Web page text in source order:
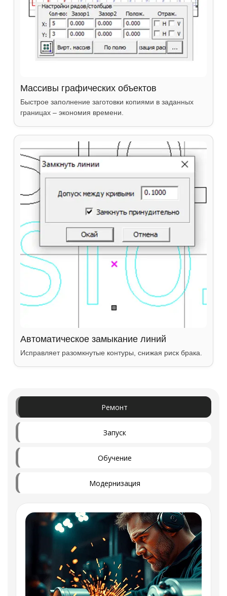
Массивы графических объектов
Быстрое заполнение заготовки копиями в заданных
границах – экономия времени.
Автоматическое замыкание линий
Исправляет разомкнутые контуры, снижая риск брака.
Ремонт
Запуск
Обучение
Модернизация